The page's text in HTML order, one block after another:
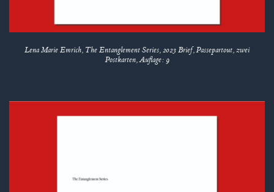
Lena Marie Emrich, The Entanglement Series, 2023 Brief, Passepartout, zwei
Postkarten, Auflage: 9